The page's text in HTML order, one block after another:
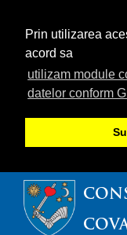
Prin utilizarea
acord sa
utilizam module
datelor conform